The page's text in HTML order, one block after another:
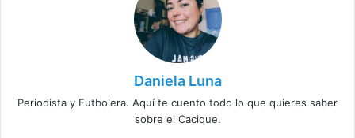
Daniela Luna
Periodista y Futbolera. Aquí te cuento todo lo que quieres saber
sobre el Cacique.